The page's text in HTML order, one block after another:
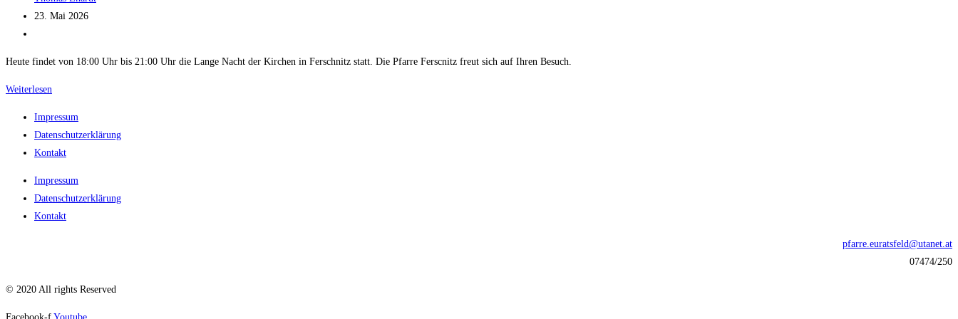
Autor:
Beitrag
23. Mai 2026
Heute findet von 18:00 Uhr bis 21:00 Uhr die Lange Nacht der Kirchen in Ferschnitz statt. Die Pfarre Ferscnitz freut sich auf Ihren Besuch.
Weiterlesen
der
Kirchen
in
Ferschnitz
Impressum
Datenschutzerklärung
Kontakt
Impressum
Datenschutzerklärung
Kontakt
pfarre.euratsfeld@utanet.at
07474/250
© 2020 All rights Reserved